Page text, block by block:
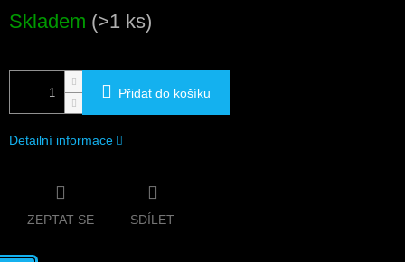
cena:
Skladem (>1 ks)
Přidat do košíku
Detailní informace
ZEPTAT SE SDÍLET